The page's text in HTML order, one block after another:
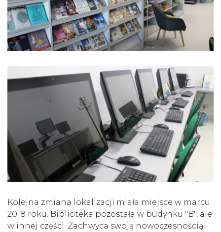
Kolejna zmiana lokalizacji miała miejsce w marcu
2018 roku. Biblioteka pozostała w budynku "B", ale
w innej części. Zachwyca swoją nowoczesnością,